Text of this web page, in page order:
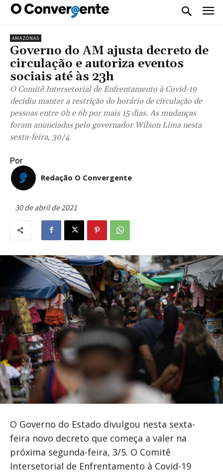
AMAZONAS
Governo do AM ajusta decreto de
circulação e autoriza eventos
sociais até às 23h
O Comitê Intersetorial de Enfrentamento à Covid-19
decidiu manter a restrição do horário de circulação de
pessoas entre 0h e 6h por mais 15 dias. As mudanças
foram anunciadas pelo governador Wilson Lima nesta
sexta-feira, 30/4
Por
Redação O Convergente
30 de abril de 2021
O Governo do Estado divulgou nesta sexta-
feira novo decreto que começa a valer na
próxima segunda-feira, 3/5. O Comitê
Intersetorial de Enfrentamento à Covid-19